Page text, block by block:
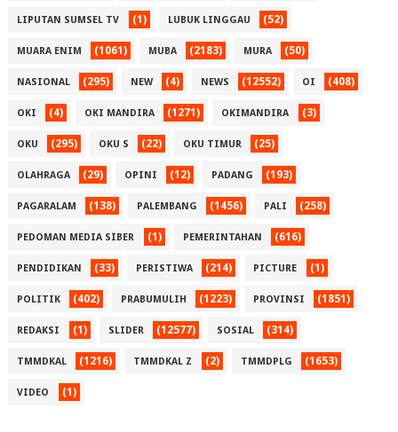
LIPUTAN SUMSEL TV (1) LUBUK LINGGAU (52)
MUARA ENIM (1061) MUBA (2183) MURA (50)
NASIONAL (295) NEW (4) NEWS (12552) OI (408)
OKI (4) OKI MANDIRA (1271) OKIMANDIRA (3)
OKU (295) OKU S (22) OKU TIMUR (25)
OLAHRAGA (29) OPINI (12) PADANG (193)
PAGARALAM (138) PALEMBANG (1456) PALI (258)
PEDOMAN MEDIA SIBER (1) PEMERINTAHAN (616)
PENDIDIKAN (33) PERISTIWA (214) PICTURE (1)
POLITIK (402) PRABUMULIH (1223) PROVINSI (1851)
REDAKSI (1) SLIDER (12577) SOSIAL (314)
TMMDKAL (1216) TMMDKAL Z (2) TMMDPLG (1653)
VIDEO (1)